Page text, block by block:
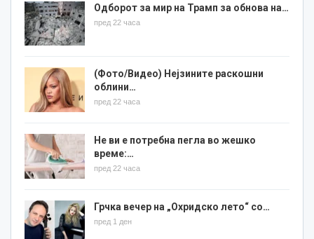
Одборот за мир на Трамп за обнова на…
пред 22 часа
(Фото/Видео) Нејзините раскошни
облини…
пред 22 часа
Не ви е потребна пегла во жешко
време:…
пред 22 часа
Грчка вечер на „Охридско лето“ со…
пред 1 ден